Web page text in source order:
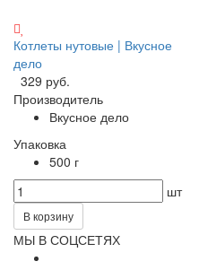
Котлеты нутовые | Вкусное
дело
329 руб.
Производитель
Вкусное дело
Упаковка
500 г
шт
В корзину
МЫ В СОЦСЕТЯХ